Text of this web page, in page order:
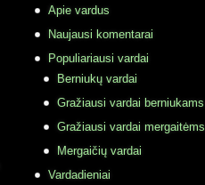
Apie vardus
Naujausi komentarai
Populiariausi vardai
Berniukų vardai
Gražiausi vardai berniukams
Gražiausi vardai mergaitėms
Mergaičių vardai
Vardadieniai